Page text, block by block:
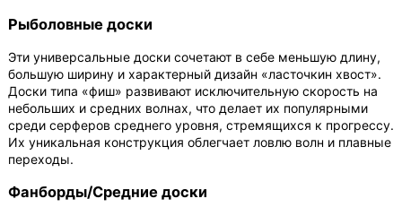
Рыболовные доски
Эти универсальные доски сочетают в себе меньшую длину,
большую ширину и характерный дизайн «ласточкин хвост».
Доски типа «фиш» развивают исключительную скорость на
небольших и средних волнах, что делает их популярными
среди серферов среднего уровня, стремящихся к прогрессу.
Их уникальная конструкция облегчает ловлю волн и плавные
переходы.
Фанборды/Средние доски